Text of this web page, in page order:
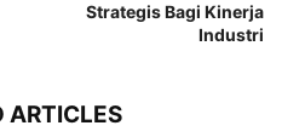
Strategis Bagi Kinerja
Industri
ARTICLES